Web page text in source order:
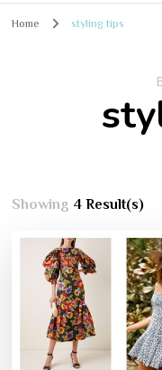
Home styling tips
Showing 4 Result(s)